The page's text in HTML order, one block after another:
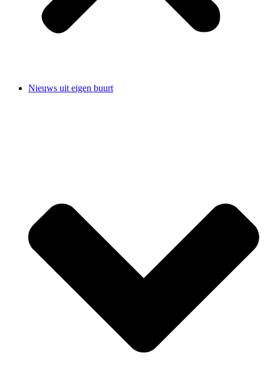
Nieuws uit eigen buurt